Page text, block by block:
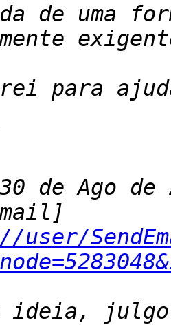
de uma
de Ago
ideia,